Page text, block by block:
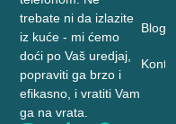
trebate ni da izlazite
iz kuće - mi ćemo
doći po Vaš uredjaj,
popraviti ga brzo i
efikasno, i vratiti Vam
ga na vrata.
Blog
Kontakt